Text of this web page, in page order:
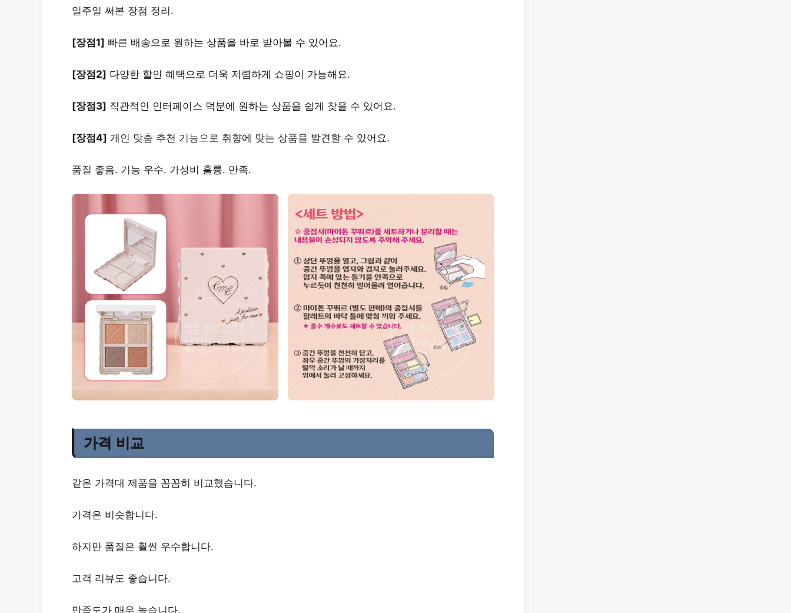
일주일 써본 장점 정리.
[장점1] 빠른 배송으로 원하는 상품을 바로 받아볼 수 있어요.
[장점2] 다양한 할인 혜택 으로 더욱 저렴하게 쇼핑이 가능해요.
[장점3] 직관적인 인터페이스 덕분에 원하는 상품을 쉽게 찾을 수 있어요.
[장점4] 개인 맞춤 추천 기능으로 취향에 맞는 상품을 발견할 수 있어요.
품질 좋음. 기능 우수. 가성비 훌륭. 만족.
가격 비교
같은 가격대 제품을 꼼꼼히 비교했습니다.
가격은 비슷합니다.
하지만 품질은 훨씬 우수합니다.
고객 리뷰도 좋습니다.
만족도가 매우 높습니다.